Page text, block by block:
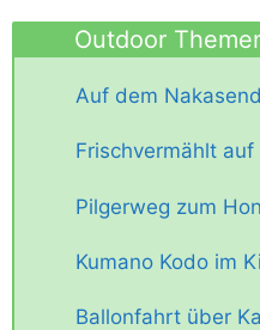
Outdoor
Auf dem
Frischvermählt
Pilgerweg zum
Kumano Kodo im
Ballonfahrt über